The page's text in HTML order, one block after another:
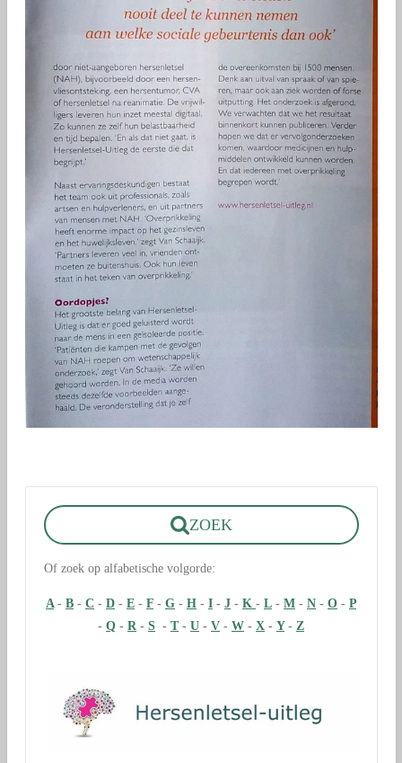
ZOEK
Of zoek op alfabetische volgorde:
A - B - C - D - E - F - G - H - I - J - K - L - M - N - O - P
- Q - R - S - T- U - V - W - X - Y- Z